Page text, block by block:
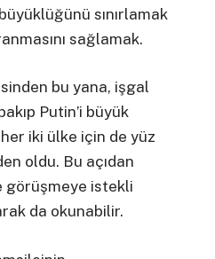
sınırlamak
sağlamak.
bu yana, işgal
Putin’i büyük
iki ülke için de yüz
oldu. Bu açıdan
görüşmeye istekli
da okunabilir.